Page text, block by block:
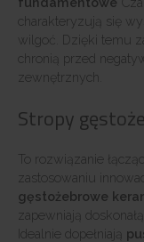
charakteryzują się
wilgoć. Dzięki temu
chronią przed
zewnętrznych.
Stropy
To rozwiązanie
zastosowaniu
gęstożebrowe
zapewniają
Idealnie dopełniają